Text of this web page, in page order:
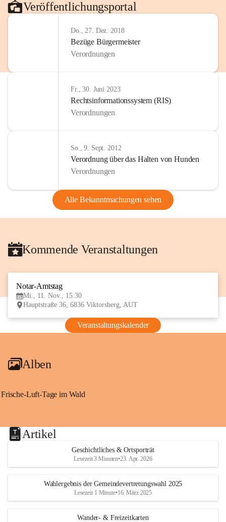
Veröffentlichungsportal
Do., 27. Dez. 2018
Bezüge Bürgermeister
Verordnungen
Fr., 30. Juni 2023
Rechtsinformationssystem (RIS)
Verordnungen
So., 9. Sept. 2012
Verordnung über das Halten von Hunden
Verordnungen
Alle Bekanntmachungen sehen
Kommende Veranstaltungen
Notar-Amtstag
Mi., 11. Nov., 15:30
Hauptstraße 36, 6836 Viktorsberg, AUT
Veranstaltungskalender
Alben
Frische-Luft-Tage im Wald
Artikel
Geschichtliches & Ortsporträt
Lesezeit 3 Minuten•23. Apr. 2026
Wahlergebnis der Gemeindevertretungswahl 2025
Lesezeit 1 Minute•16. März 2025
Wander- & Freizeitkarten